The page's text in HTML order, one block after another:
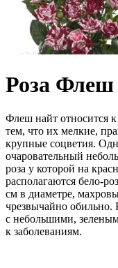
Роза Флеш
Флеш найт относится
тем, что их мелкие,
крупные соцветия.
очаровательный
роза у которой на
располагаются бело-
см в диаметре,
чрезвычайно обильно.
с небольшими,
к заболеваниям.